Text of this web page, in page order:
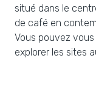
situé dans le
de café en
Vous pouvez
explorer les sites